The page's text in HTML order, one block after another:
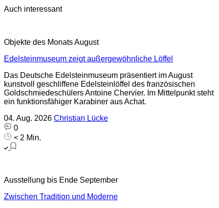
Auch interessant
Objekte des Monats August
Edelsteinmuseum zeigt außergewöhnliche Löffel
Das Deutsche Edelsteinmuseum präsentiert im August
kunstvoll geschliffene Edelsteinlöffel des französischen
Goldschmiedeschülers Antoine Chervier. Im Mittelpunkt steht
ein funktionsfähiger Karabiner aus Achat.
04. Aug. 2026 Christian Lücke
0
< 2 Min.
Ausstellung bis Ende September
Zwischen Tradition und Moderne